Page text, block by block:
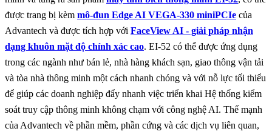
được trang bị kèm mô-đun Edge AI VEGA-330 miniPCIe của
Advantech và được tích hợp với FaceView AI - giải pháp nhận
dạng khuôn mặt độ chính xác cao. EI-52 có thể được ứng dụng
trong các ngành như bán lẻ, nhà hàng khách sạn, giao thông vận tải
và tòa nhà thông minh một cách nhanh chóng và với nỗ lực tối thiểu
để giúp các doanh nghiệp đẩy nhanh việc triển khai Hệ thống kiểm
soát truy cập thông minh không chạm với công nghệ AI. Thế mạnh
của Advantech về phần mềm, phần cứng và các dịch vụ liên quan,